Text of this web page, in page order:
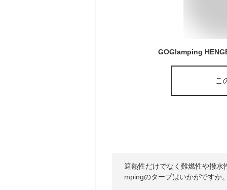
こ
遮熱性だけでなく難燃性や撥
mpingのタープはいかがですか